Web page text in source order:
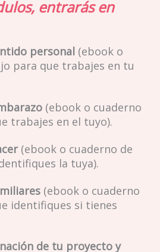
entrarás en
personal (ebook o
para que trabajes en tu
(ebook o cuaderno
trabajes en el tuyo).
(ebook o cuaderno de
la tuya).
(ebook o cuaderno
identifiques si tienes
de tu proyecto y